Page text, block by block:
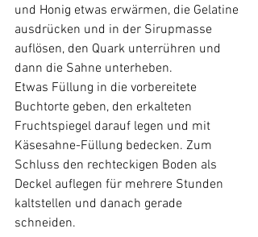
und Honig etwas erwärmen, die Gelatine
ausdrücken und in der Sirupmasse
auflösen, den Quark unterrühren und
dann die Sahne unterheben.
Etwas Füllung in die vorbereitete
Buchtorte geben, den erkalteten
Fruchtspiegel darauf legen und mit
Käsesahne-Füllung bedecken. Zum
Schluss den rechteckigen Boden als
Deckel auflegen für mehrere Stunden
kaltstellen und danach gerade
schneiden.